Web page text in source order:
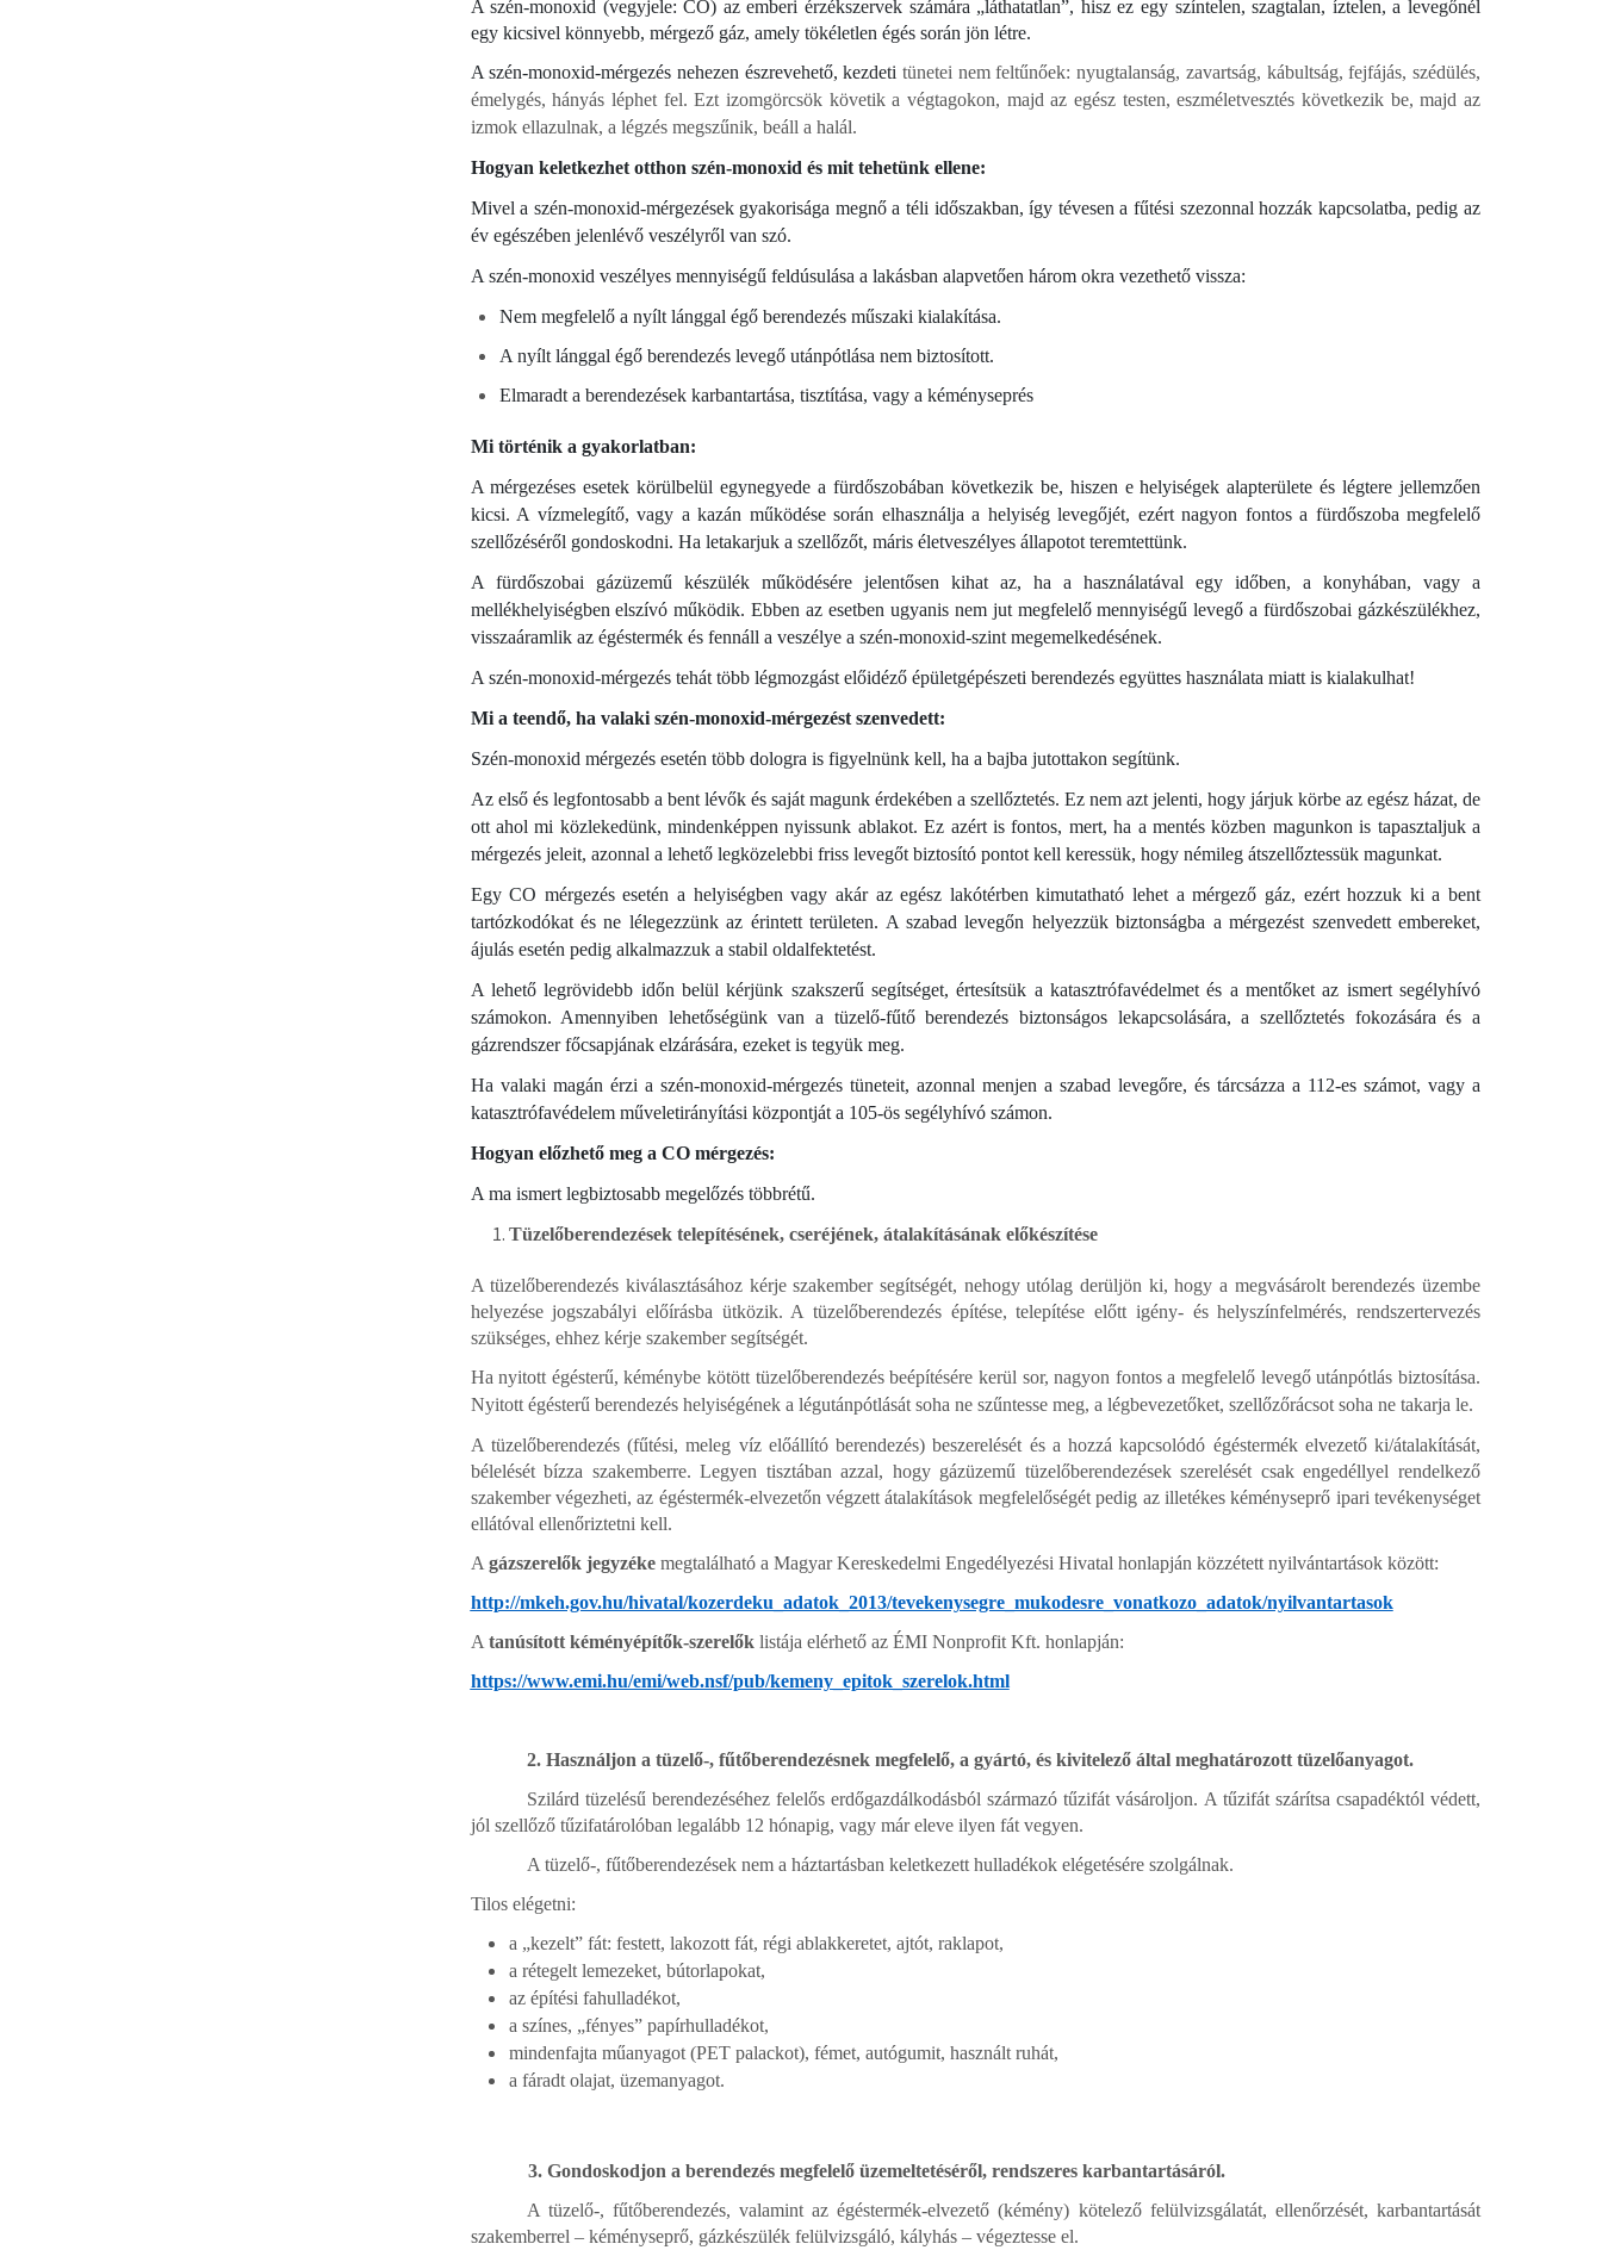
A szén-monoxid (vegyjele: CO) az emberi érzékszervek számára „láthatatlan”, hisz ez egy színtelen, szagtalan, íztelen, a levegőnél
egy kicsivel könnyebb, mérgező gáz, amely tökéletlen égés során jön létre.
A szén-monoxid-mérgezés nehezen észrevehető, kezdeti tünetei nem feltűnőek: nyugtalanság, zavartság, kábultság, fejfájás, szédülés,
émelygés, hányás léphet fel. Ezt izomgörcsök követik a végtagokon, majd az egész testen, eszméletvesztés következik be, majd az
izmok ellazulnak, a légzés megszűnik, beáll a halál.
Hogyan keletkezhet otthon szén-monoxid és mit tehetünk ellene:
Mivel a szén-monoxid-mérgezések gyakorisága megnő a téli időszakban, így tévesen a fűtési szezonnal hozzák kapcsolatba, pedig az
év egészében jelenlévő veszélyről van szó.
A szén-monoxid veszélyes mennyiségű feldúsulása a lakásban alapvetően három okra vezethető vissza:
Nem megfelelő a nyílt lánggal égő berendezés műszaki kialakítása.
A nyílt lánggal égő berendezés levegő utánpótlása nem biztosított.
Elmaradt a berendezések karbantartása, tisztítása, vagy a kéményseprés
Mi történik a gyakorlatban:
A mérgezéses esetek körülbelül egynegyede a fürdőszobában következik be, hiszen e helyiségek alapterülete és légtere jellemzően
kicsi. A vízmelegítő, vagy a kazán működése során elhasználja a helyiség levegőjét, ezért nagyon fontos a fürdőszoba megfelelő
szellőzéséről gondoskodni. Ha letakarjuk a szellőzőt, máris életveszélyes állapotot teremtettünk.
A fürdőszobai gázüzemű készülék működésére jelentősen kihat az, ha a használatával egy időben, a konyhában, vagy a
mellékhelyiségben elszívó működik. Ebben az esetben ugyanis nem jut megfelelő mennyiségű levegő a fürdőszobai gázkészülékhez,
visszaáramlik az égéstermék és fennáll a veszélye a szén-monoxid-szint megemelkedésének.
A szén-monoxid-mérgezés tehát több légmozgást előidéző épületgépészeti berendezés együttes használata miatt is kialakulhat!
Mi a teendő, ha valaki szén-monoxid-mérgezést szenvedett:
Szén-monoxid mérgezés esetén több dologra is figyelnünk kell, ha a bajba jutottakon segítünk.
Az első és legfontosabb a bent lévők és saját magunk érdekében a szellőztetés. Ez nem azt jelenti, hogy járjuk körbe az egész házat, de
ott ahol mi közlekedünk, mindenképpen nyissunk ablakot. Ez azért is fontos, mert, ha a mentés közben magunkon is tapasztaljuk a
mérgezés jeleit, azonnal a lehető legközelebbi friss levegőt biztosító pontot kell keressük, hogy némileg átszellőztessük magunkat.
Egy CO mérgezés esetén a helyiségben vagy akár az egész lakótérben kimutatható lehet a mérgező gáz, ezért hozzuk ki a bent
tartózkodókat és ne lélegezzünk az érintett területen. A szabad levegőn helyezzük biztonságba a mérgezést szenvedett embereket,
ájulás esetén pedig alkalmazzuk a stabil oldalfektetést.
A lehető legrövidebb időn belül kérjünk szakszerű segítséget, értesítsük a katasztrófavédelmet és a mentőket az ismert segélyhívó
számokon. Amennyiben lehetőségünk van a tüzelő-fűtő berendezés biztonságos lekapcsolására, a szellőztetés fokozására és a
gázrendszer főcsapjának elzárására, ezeket is tegyük meg.
Ha valaki magán érzi a szén-monoxid-mérgezés tüneteit, azonnal menjen a szabad levegőre, és tárcsázza a 112-es számot, vagy a
katasztrófavédelem műveletirányítási központját a 105-ös segélyhívó számon.
Hogyan előzhető meg a CO mérgezés:
A ma ismert legbiztosabb megelőzés többrétű.
Tüzelőberendezések telepítésének, cseréjének, átalakításának előkészítése
A tüzelőberendezés kiválasztásához kérje szakember segítségét, nehogy utólag derüljön ki, hogy a megvásárolt berendezés üzembe
helyezése jogszabályi előírásba ütközik. A tüzelőberendezés építése, telepítése előtt igény- és helyszínfelmérés, rendszertervezés
szükséges, ehhez kérje szakember segítségét.
Ha nyitott égésterű, kéménybe kötött tüzelőberendezés beépítésére kerül sor, nagyon fontos a megfelelő levegő utánpótlás biztosítása.
Nyitott égésterű berendezés helyiségének a légutánpótlását soha ne szűntesse meg, a légbevezetőket, szellőzőrácsot soha ne takarja le.
A tüzelőberendezés (fűtési, meleg víz előállító berendezés) beszerelését és a hozzá kapcsolódó égéstermék elvezető ki/átalakítását,
bélelését bízza szakemberre. Legyen tisztában azzal, hogy gázüzemű tüzelőberendezések szerelését csak engedéllyel rendelkező
szakember végezheti, az égéstermék-elvezetőn végzett átalakítások megfelelőségét pedig az illetékes kéményseprő ipari tevékenységet
ellátóval ellenőriztetni kell.
A gázszerelők jegyzékemegtalálható a Magyar Kereskedelmi Engedélyezési Hivatal honlapján közzétett nyilvántartások között:
http://mkeh.gov.hu/hivatal/kozerdeku_adatok_2013/tevekenysegre_mukodesre_vonatkozo_adatok/nyilvantartasok
A tanúsított kéményépítők-szerelőklistája elérhető az ÉMI Nonprofit Kft. honlapján:
https://www.emi.hu/emi/web.nsf/pub/kemeny_epitok_szerelok.html
2. Használjon a tüzelő-, fűtőberendezésnek megfelelő, a gyártó, és kivitelező által meghatározott tüzelőanyagot.
Szilárd tüzelésű berendezéséhez felelős erdőgazdálkodásból származó tűzifát vásároljon. A tűzifát szárítsa csapadéktól védett,
jól szellőző tűzifatárolóban legalább 12 hónapig, vagy már eleve ilyen fát vegyen.
A tüzelő-, fűtőberendezések nem a háztartásban keletkezett hulladékok elégetésére szolgálnak.
Tilos elégetni:
a „kezelt” fát: festett, lakozott fát, régi ablakkeretet, ajtót, raklapot,
a rétegelt lemezeket, bútorlapokat,
az építési fahulladékot,
a színes, „fényes” papírhulladékot,
mindenfajta műanyagot (PET palackot), fémet, autógumit, használt ruhát,
a fáradt olajat, üzemanyagot.
3. Gondoskodjon a berendezés megfelelő üzemeltetéséről, rendszeres karbantartásáról.
A tüzelő-, fűtőberendezés, valamint az égéstermék-elvezető (kémény) kötelező felülvizsgálatát, ellenőrzését, karbantartását
szakemberrel – kéményseprő, gázkészülék felülvizsgáló, kályhás – végeztesse el.